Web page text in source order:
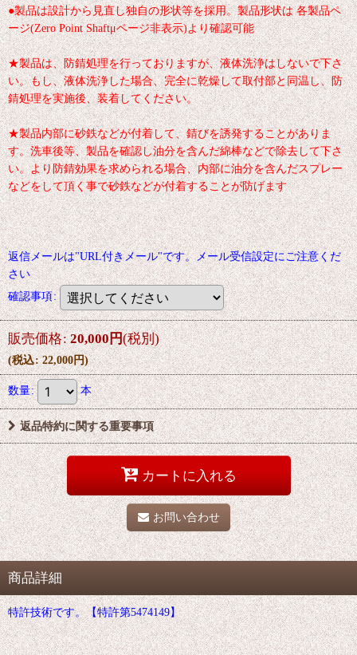
●製品は設計から見直し独自の形状等を採用。製品形状は 各製品ペ
ージ(Zero Point Shaftμページ非表示)より確認可能
★製品は、防錆処理を行っておりますが、液体洗浄はしないで下さ
い。もし、液体洗浄した場合、完全に乾燥して取付部と同温し、防
錆処理を実施後、装着してください。
★製品内部に砂鉄などが付着して、錆びを誘発することがありま
す。洗車後等、製品を確認し油分を含んだ綿棒などで除去して下さ
い。より防錆効果を求められる場合、内部に油分を含んだスプレー
などをして頂く事で砂鉄などが付着することが防げます
返信メールは"URL付きメール"です。メール受信設定にご注意くだ
さい
確認事項:
販売価格: 20,000円(税別)
(税込: 22,000円)
数量: 本
返品特約に関する重要事項
カートに入れる
お問い合わせ
商品詳細
特許技術です。【特許第5474149】